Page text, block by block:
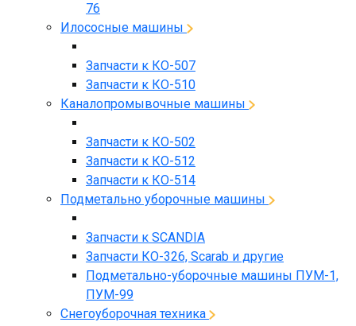
76
Илососные машины
Запчасти к КО-507
Запчасти к КО-510
Каналопромывочные машины
Запчасти к КО-502
Запчасти к КО-512
Запчасти к КО-514
Подметально уборочные машины
Запчасти к SCANDIA
Запчасти КО-326, Scarab и другие
Подметально-уборочные машины ПУМ-1,
ПУМ-99
Снегоуборочная техника